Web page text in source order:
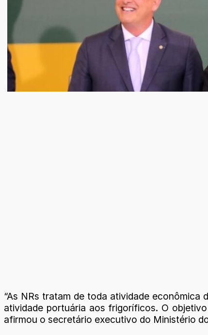
“As NRs tratam de toda atividade
atividade portuária aos frigoríficos. O
afirmou o secretário executivo do Ministério